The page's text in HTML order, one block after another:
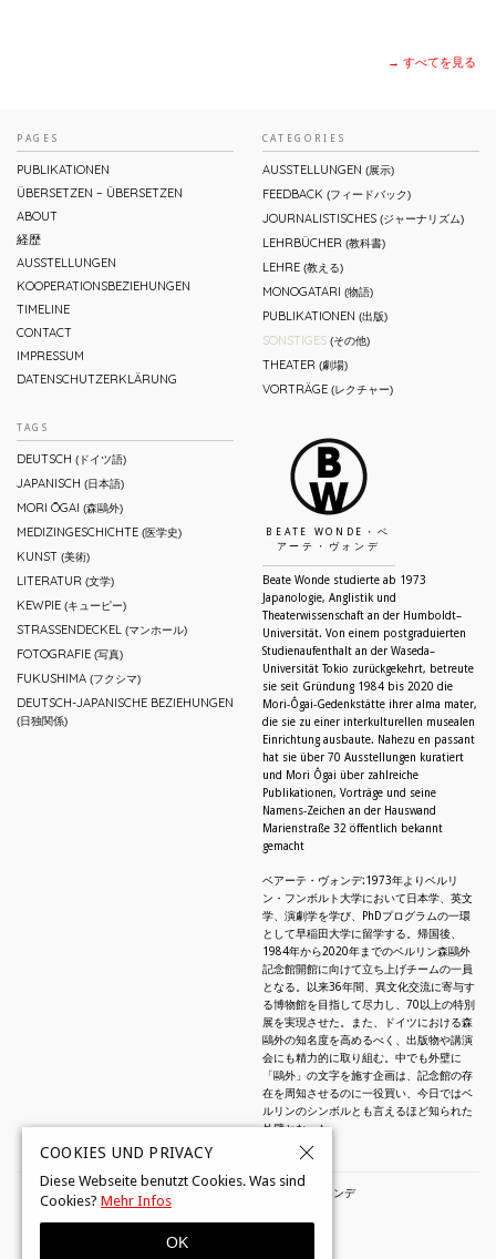
→ すべてを見る
PAGES
PUBLIKATIONEN
ÜBERSETZEN – ÜBERSETZEN
ABOUT
経歴
AUSSTELLUNGEN
KOOPERATIONSBEZIEHUNGEN
TIMELINE
CONTACT
IMPRESSUM
DATENSCHUTZERKLÄRUNG
CATEGORIES
AUSSTELLUNGEN (展示)
FEEDBACK (フィードバック)
JOURNALISTISCHES(ジャーナリズム)
LEHRBÜCHER (教科書)
LEHRE(教える)
MONOGATARI (物語)
PUBLIKATIONEN (出版)
SONSTIGES(その他)
THEATER (劇場)
VORTRÄGE(レクチャー)
TAGS
DEUTSCH (ドイツ語)
JAPANISCH (日本語)
MORI ŌGAI (森鷗外)
MEDIZINGESCHICHTE (医学史)
KUNST (美術)
LITERATUR (文学)
KEWPIE (キューピー)
STRASSENDECKEL (マンホール)
FOTOGRAFIE (写真)
FUKUSHIMA (フクシマ)
DEUTSCH-JAPANISCHE BEZIEHUNGEN
(日独関係)
BEATE WONDE・ベ
アーテ・ヴォンデ
Beate Wonde studierte ab 1973
Japanologie, Anglistik und
Theaterwissenschaft an der Humboldt–
Universität. Von einem postgraduierten
Studienaufenthalt an der Waseda–
Universität Tokio zurückgekehrt, betreute
sie seit Gründung 1984 bis 2020 die
Mori-Ôgai-Gedenkstätte ihrer alma mater,
die sie zu einer interkulturellen musealen
Einrichtung ausbaute. Nahezu en passant
hat sie über 70 Ausstellungen kuratiert
und Mori Ôgai über zahlreiche
Publikationen, Vorträge und seine
Namens-Zeichen an der Hauswand
Marienstraße 32 öffentlich bekannt
gemacht
ベアーテ・ヴォンデ:1973年よりベルリ
ン・フンボルト大学において日本学、英文
学、演劇学を学び、PhDプログラムの一環
として早稲田大学に留学する。帰国後、
1984年から2020年までのベルリン森鷗外
記念館開館に向けて立ち上げチームの一員
となる。以来36年間、異文化交流に寄与す
る博物館を目指して尽力し、70以上の特別
展を実現させた。また、ドイツにおける森
鷗外の知名度を高めるべく、出版物や講演
会にも精力的に取り組む。中でも外壁に
「鷗外」の文字を施す企画は、記念館の存
在を周知させるのに一役買い、今日ではベ
ルリンのシンボルとも言えるほど知られた
外壁となった。
© 2026 by Beate Wonde・ベアーテ・ヴォンデ
COOKIES UND PRIVACY
Diese Webseite benutzt Cookies. Was sind
Cookies? Mehr Infos
OK